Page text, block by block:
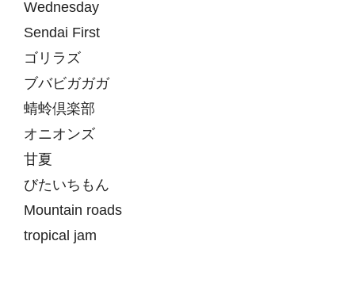
Wednesday
Sendai First
ゴリラズ
ブバビガガガ
蜻蛉倶楽部
オニオンズ
甘夏
びたいちもん
Mountain roads
tropical jam